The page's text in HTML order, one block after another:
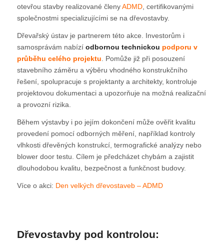
otevřou stavby realizované členyADMD, certifikovanými
společnostmi specializujícími se na dřevostavby.
Dřevařský ústav je partnerem této akce. Investorům i
samosprávám nabízí odbornou technickou podporu v
průběhu celého projektu . Pomůže již při posouzení
stavebního záměru a výběru vhodného konstrukčního
řešení, spolupracuje s projektanty a architekty, kontroluje
projektovou dokumentaci a upozorňuje na možná realizační
a provozní rizika.
Během výstavby i po jejím dokončení může ověřit kvalitu
provedení pomocí odborných měření, například kontroly
vlhkosti dřevěných konstrukcí, termografické analýzy nebo
blower door testu. Cílem je předcházet chybám a zajistit
dlouhodobou kvalitu, bezpečnost a funkčnost budovy.
Více o akci: Den velkých dřevostaveb – ADMD
Dřevostavby pod kontrolou: